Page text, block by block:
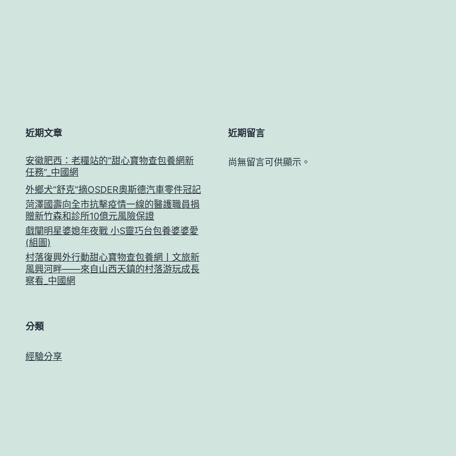
近期文章
安徽肥西：老糧站的“甜心寶物查包養網新
任務”_中國網
外鄉犬“舒克”摘OSDER奧斯德汽車零件冠記
菏澤國壽向全市抗擊疫情一線的醫護職員捐
贈新竹森和診所10億元風險保證
戲闡明星婆媳年夜戰 小S靈巧台包養婆婆愛
(組圖)
村落復興外行動甜心寶物查包養網丨文旅新
風興河畔——來自山西天鎮的村落游玩成長
察看_中國網
近期留言
尚無留言可供顯示。
分類
經驗分享